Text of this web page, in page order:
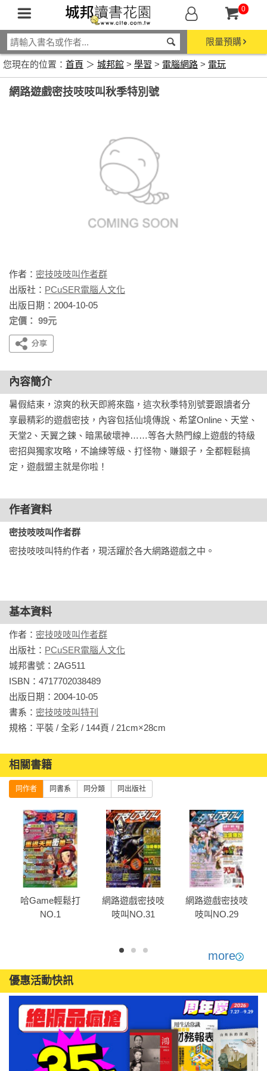
0
限量預購
您現在的位置： 首頁 ＞ 城邦館 > 學習 > 電腦網路 > 電玩
網路遊戲密技吱吱叫秋季特別號
作者： 密技吱吱叫作者群
出版社： PCuSER電腦人文化
出版日期：2004-10-05
定價： 99元
內容簡介
暑假結束，涼爽的秋天即將來臨，這次秋季特別號要跟讀者分
享最精彩的遊戲密技，內容包括仙境傳說、希望Online、天堂、
天堂2、天翼之鍊、暗黑破壞神……等各大熱門線上遊戲的特級
密招與獨家攻略，不論練等級、打怪物、賺銀子，全都輕鬆搞
定，遊戲盟主就是你啦！
作者資料
密技吱吱叫作者群
密技吱吱叫特約作者，現活躍於各大網路遊戲之中。
基本資料
作者： 密技吱吱叫作者群
出版社： PCuSER電腦人文化
城邦書號：2AG511
ISBN：4717702038489
出版日期：2004-10-05
書系： 密技吱吱叫特刊
規格：平裝 / 全彩 / 144頁 / 21cm×28cm
相關書籍
同作者 同書系 同分類 同出版社
哈Game輕鬆打
NO.1
網路遊戲密技吱
吱叫NO.31
網路遊戲密技吱
吱叫NO.29
more
優惠活動快訊